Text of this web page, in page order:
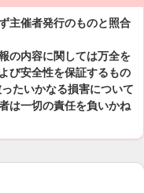
主催者発行のものと照合
の内容に関しては万全を
び安全性を保証するもの
たいかなる損害について
は一切の責任を負いかね